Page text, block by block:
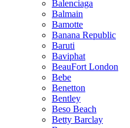
Balenciaga
Balmain
Bamotte
Banana Republic
Baruti
Baviphat
BeauFort London
Bebe
Benetton
Bentley
Beso Beach
Betty Barclay